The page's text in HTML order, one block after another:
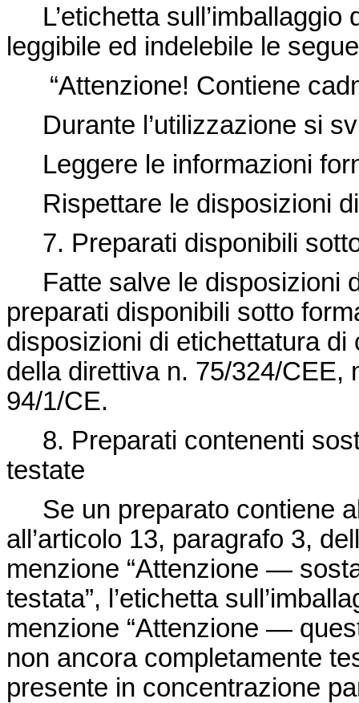
L’etichetta sull’imballaggio
leggibile ed indelebile le
“Attenzione! Contiene
Durante l’utilizzazione si
Leggere le informazioni
Rispettare le disposizioni di
7. Preparati disponibili
Fatte salve le disposizioni
preparati disponibili sotto
disposizioni di etichettatura di
della direttiva n. 75/324/CEE,
94/1/CE.
8. Preparati contenenti
testate
Se un preparato contiene
all’articolo 13, paragrafo 3,
menzione “Attenzione —
testata”, l’etichetta
menzione “Attenzione —
non ancora completamente
presente in concentrazione